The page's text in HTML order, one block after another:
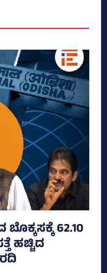
ಬೊಕ್ಕಸಕ್ಕೆ 62.10
ಹಚ್ಚಿದ